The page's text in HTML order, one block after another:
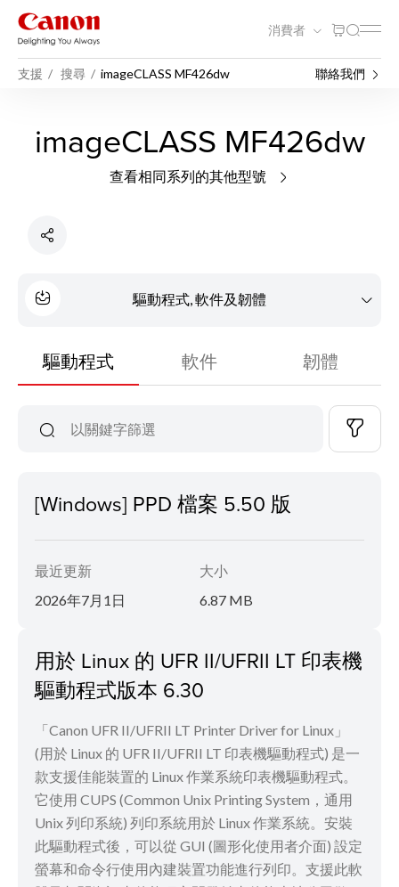
消費者
支援 搜尋 imageCLASS MF426dw 聯絡我們
imageCLASS MF426dw
查看相同系列的其他型號
驅動程式, 軟件及韌體
驅動程式 軟件 韌體
[Windows] PPD 檔案 5.50 版
最近更新
2026年7月1日
大小
6.87 MB
用於 Linux 的 UFR II/UFRII LT 印表機
驅動程式版本 6.30
「Canon UFR II/UFRII LT Printer Driver for Linux」
(用於 Linux 的 UFR II/UFRII LT 印表機驅動程式) 是一
款支援佳能裝置的 Linux 作業系統印表機驅動程式。
它使用 CUPS (Common Unix Printing System，通用
Unix 列印系統) 列印系統用於 Linux 作業系統。安裝
此驅動程式後，可以從 GUI (圖形化使用者介面) 設定
螢幕和命令行使用內建裝置功能進行列印。支援此軟